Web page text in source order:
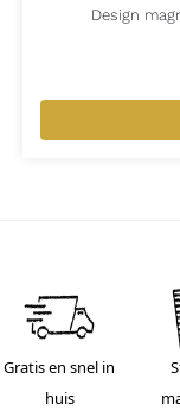
Design
Gratis en snel in
huis